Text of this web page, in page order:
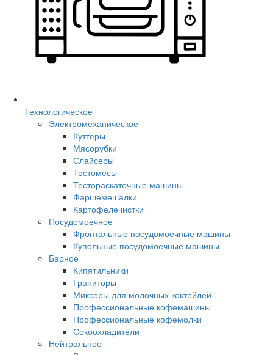
Технологическое
Электромеханическое
Куттеры
Мясорубки
Слайсеры
Тестомесы
Тестораскаточные машины
Фаршемешалки
Картофелечистки
Посудомоечное
Фронтальные посудомоечные машины
Купольные посудомоечные машины
Барное
Кипятильники
Граниторы
Миксеры для молочных коктейлей
Профессиональные кофемашины
Профессиональные кофемолки
Сокоохладители
Нейтральное